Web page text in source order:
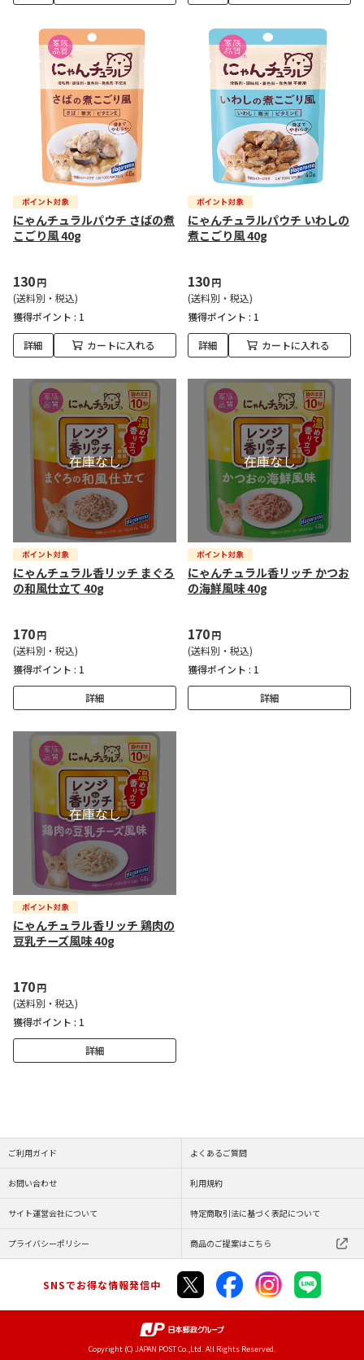
にゃんチュラルパウチ さばの煮
こごり風 40g
130円
(送料別・税込)
獲得ポイント : 1
詳細 カートに入れる
にゃんチュラルパウチ いわしの
煮こごり風 40g
130円
(送料別・税込)
獲得ポイント : 1
詳細 カートに入れる
にゃんチュラル香リッチ まぐろ
の和風仕立て 40g
170円
(送料別・税込)
獲得ポイント : 1
詳細
にゃんチュラル香リッチ かつお
の海鮮風味 40g
170円
(送料別・税込)
獲得ポイント : 1
詳細
にゃんチュラル香リッチ 鶏肉の
豆乳チーズ風味 40g
170円
(送料別・税込)
獲得ポイント : 1
詳細
ご利用ガイド よくあるご質問
お問い合わせ 利用規約
サイト運営会社について 特定商取引法に基づく表記について
プライバシーポリシー 商品のご提案はこちら
SNSでお得な情報発信中
Copyright (C) JAPAN POST Co.,Ltd. All Rights Reserved.